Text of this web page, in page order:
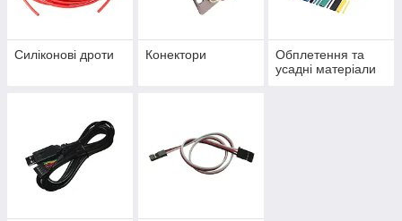
Силіконові дроти Конектори
Обплетення та
усадні матеріали